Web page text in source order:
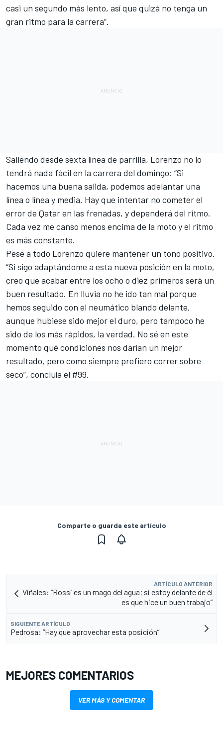
casi un segundo más lento, así que quizá no tenga un
gran ritmo para la carrera”.
Saliendo desde sexta línea de parrilla, Lorenzo no lo
tendrá nada fácil en la carrera del domingo: “Si
hacemos una buena salida, podemos adelantar una
línea o línea y media. Hay que intentar no cometer el
error de Qatar en las frenadas, y dependerá del ritmo.
Cada vez me canso menos encima de la moto y el ritmo
es más constante.
Pese a todo Lorenzo quiere mantener un tono positivo.
“Si sigo adaptándome a esta nueva posición en la moto,
creo que acabar entre los ocho o diez primeros será un
buen resultado. En lluvia no he ido tan mal porque
hemos seguido con el neumático blando delante,
aunque hubiese sido mejor el duro, pero tampoco he
sido de los más rápidos, la verdad. No sé en este
momento qué condiciones nos darían un mejor
resultado, pero como siempre prefiero correr sobre
seco”, concluía el #99.
Comparte o guarda este artículo
ARTÍCULO ANTERIOR
Viñales: “Rossi es un mago del agua; si estoy delante de él
es que hice un buen trabajo”
SIGUIENTE ARTÍCULO
Pedrosa: “Hay que aprovechar esta posición”
MEJORES COMENTARIOS
VER MÁS Y COMENTAR